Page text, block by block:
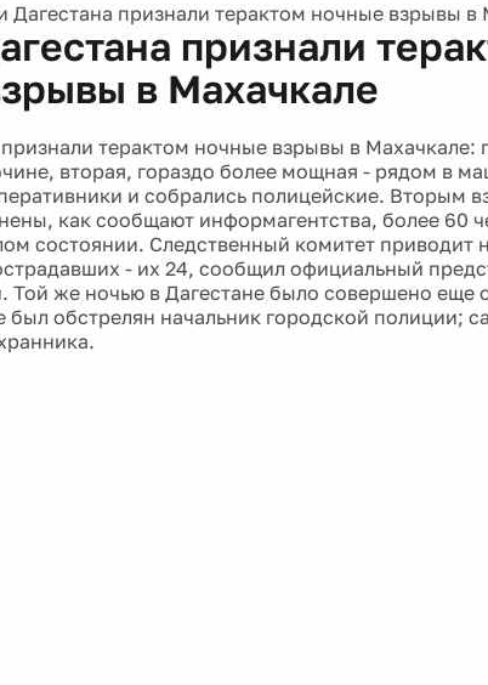
Дагестана признали терактом ночные взрывы в
признали
в Махачкале
терактом ночные взрывы в Махачкале:
вторая, гораздо более мощная - рядом в
и собрались полицейские. Вторым
как сообщают информагентства, более 60
состоянии. Следственный комитет приводит
- их 24, сообщил официальный
же ночью в Дагестане было совершено еще
был обстрелян начальник городской полиции;